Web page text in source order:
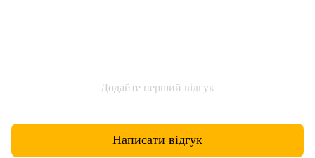
Додайте перший відгук
Написати відгук